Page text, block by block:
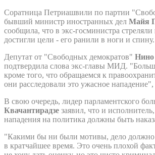
Соратница Петриашвили по партии
бывший министр иностранных дел Майя
сообщила, что в экс-госминистра стреляли
достигли цели - его ранили в ноги и спину.
Депутат от "Свободных демократов" Нино
подтвердила слова экс-главы МИД.
кроме того, что обращаемся к
они расследовали это ужасное
В свою очередь, лидер парламентского
Квачантирадзе заявил, что и
нападения на политика должны быть
"Какими бы ни были мотивы, дело должно
в кратчайшее время. Это очень плохой